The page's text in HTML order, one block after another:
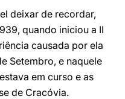
deixar de recordar,
quando iniciou a II
causada por ela
Setembro, e naquele
em curso e as
de Cracóvia.